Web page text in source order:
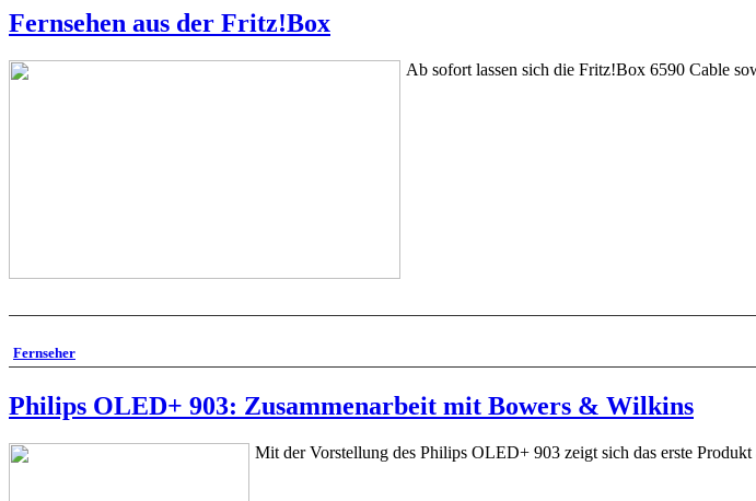
Fernsehen aus der Fritz!Box
Ab sofort lassen sich die Fritz!Box 6590 Cable
Fernseher
Philips OLED+ 903: Zusammenarbeit mit Bowers & Wilkins
Mit der Vorstellung des Philips OLED+ 903 zeigt sich das erste